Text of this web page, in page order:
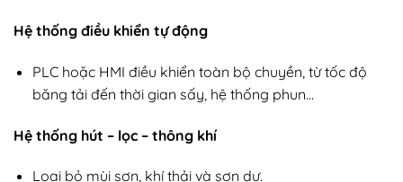
Hệ thống điều khiển tự động
PLC hoặc HMI điều khiển toàn bộ chuyền, từ tốc độ
băng tải đến thời gian sấy, hệ thống phun…
Hệ thống hút – lọc – thông khí
Loại bỏ mùi sơn, khí thải và sơn dư.